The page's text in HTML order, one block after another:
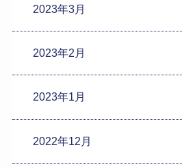
2023年3月
2023年2月
2023年1月
2022年12月